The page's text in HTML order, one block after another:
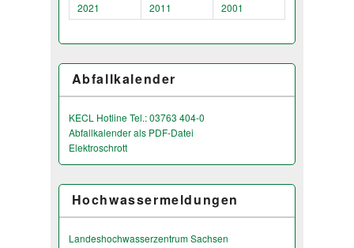
2021
2011 2001
Abfallkalender
KECL Hotline Tel.: 03763 404-0
Abfallkalender als PDF-Datei
Elektroschrott
Hochwassermeldungen
Landeshochwas­serzentrum Sachsen